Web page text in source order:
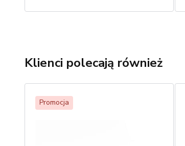
Klienci polecają również
Promocja